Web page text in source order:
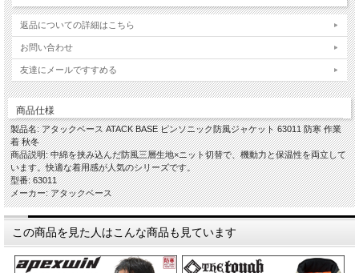
返品についての詳細はこちら
お問い合わせ
友達にメールですすめる
商品仕様
製品名: アタックベース ATACK BASE ピンソニック防風ジャケット 63011 防寒 作業
着 秋冬
商品説明: 中綿を挟み込んだ防風三層生地×ニット切替で、機動力と保温性を両立して
います。快適な着用感が人気のシリーズです。
型番: 63011
メーカー: アタックベース
この商品を見た人はこんな商品も見ています